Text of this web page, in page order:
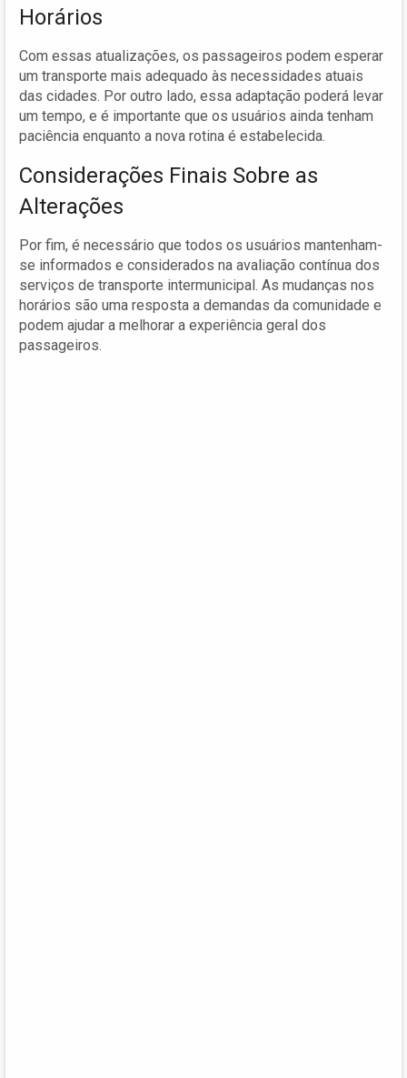
Horários
Com essas atualizações, os passageiros podem esperar
um transporte mais adequado às necessidades atuais
das cidades. Por outro lado, essa adaptação poderá levar
um tempo, e é importante que os usuários ainda tenham
paciência enquanto a nova rotina é estabelecida.
Considerações Finais Sobre as
Alterações
Por fim, é necessário que todos os usuários mantenham-
se informados e considerados na avaliação contínua dos
serviços de transporte intermunicipal. As mudanças nos
horários são uma resposta a demandas da comunidade e
podem ajudar a melhorar a experiência geral dos
passageiros.